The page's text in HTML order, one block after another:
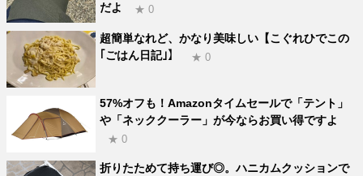
だよ
★ 0
超簡単なれど、かなり美味しい【こぐれひでこの
｢ごはん日記｣】
★ 0
57%オフも！Amazonタイムセールで「テント」
や「ネッククーラー」が今ならお買い得ですよ
★ 0
折りたためて持ち運び◎。ハニカムクッションで